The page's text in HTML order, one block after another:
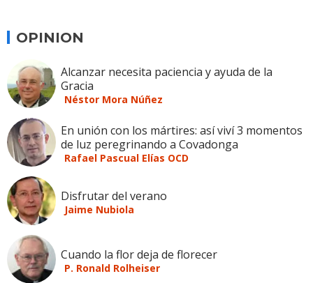
OPINION
Alcanzar necesita paciencia y ayuda de la
Gracia
Néstor Mora Núñez
En unión con los mártires: así viví 3 momentos
de luz peregrinando a Covadonga
Rafael Pascual Elías OCD
Disfrutar del verano
Jaime Nubiola
Cuando la flor deja de florecer
P. Ronald Rolheiser